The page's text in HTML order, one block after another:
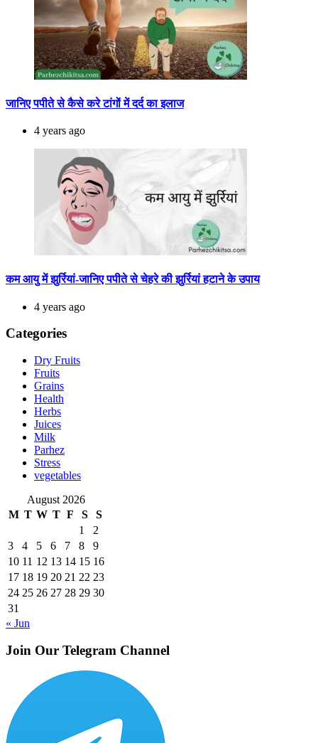
जानिए पपीते से कैसे करे टांगों में दर्द का इलाज
4 years ago
कम आयु में झुर्रियां-जानिए पपीते से चेहरे की झुर्रियां हटाने के उपाय
4 years ago
Categories
Dry Fruits
Fruits
Grains
Health
Herbs
Juices
Milk
Parhez
Stress
vegetables
August 2026
M T W T F S
S
1
2
3
4 5 6 7 8
9
10 11 12 13 14 15 16
17 18 19 20 21 22 23
24 25 26 27 28 29 30
31
« Jun
Join Our Telegram Channel